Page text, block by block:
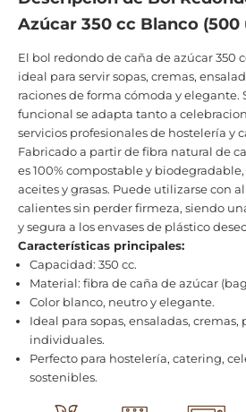
Azúcar 350 cc Blanco (500
El bol redondo de caña de azúcar 350
ideal para servir sopas, cremas,
raciones de forma cómoda y elegante.
funcional se adapta tanto a
servicios profesionales de hostelería y
Fabricado a partir de fibra natural de
es 100% compostable y
aceites y grasas. Puede utilizarse con
calientes sin perder firmeza, siendo
y segura a los envases de plástico
Características principales:
Capacidad: 350 cc.
Material: fibra de caña de azúcar
Color blanco, neutro y elegante.
Ideal para sopas, ensaladas, cremas,
individuales.
Perfecto para hostelería, catering,
sostenibles.